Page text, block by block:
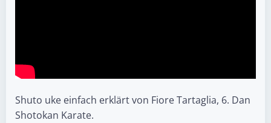
Shuto uke einfach erklärt von Fiore Tartaglia, 6. Dan
Shotokan Karate.